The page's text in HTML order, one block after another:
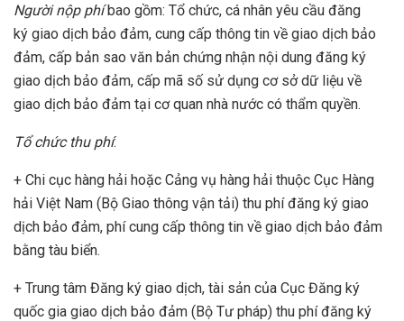
Người nộp phíbao gồm: Tổ chức, cá nhân yêu cầu đăng
ký giao dịch bảo đảm, cung cấp thông tin về giao dịch bảo
đảm, cấp bản sao văn bản chứng nhận nội dung đăng ký
giao dịch bảo đảm, cấp mã số sử dụng cơ sở dữ liệu về
giao dịch bảo đảm tại cơ quan nhà nước có thẩm quyền.
Tổ chức thu phí:
+ Chi cục hàng hải hoặc Cảng vụ hàng hải thuộc Cục Hàng
hải Việt Nam (Bộ Giao thông vận tải) thu phí đăng ký giao
dịch bảo đảm, phí cung cấp thông tin về giao dịch bảo đảm
bằng tàu biển.
+ Trung tâm Đăng ký giao dịch, tài sản của Cục Đăng ký
quốc gia giao dịch bảo đảm (Bộ Tư pháp) thu phí đăng ký